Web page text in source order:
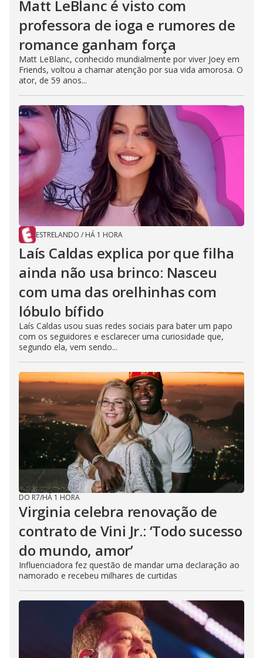
Matt LeBlanc é visto com
professora de ioga e rumores de
romance ganham força
Matt LeBlanc, conhecido mundialmente por viver Joey em
Friends, voltou a chamar atenção por sua vida amorosa. O
ator, de 59 anos...
ESTRELANDO / HÁ 1 HORA
Laís Caldas explica por que filha
ainda não usa brinco: Nasceu
com uma das orelhinhas com
lóbulo bífido
Laís Caldas usou suas redes sociais para bater um papo
com os seguidores e esclarecer uma curiosidade que,
segundo ela, vem sendo...
DO R7/HÁ 1 HORA
Virginia celebra renovação de
contrato de Vini Jr.: ‘Todo sucesso
do mundo, amor’
Influenciadora fez questão de mandar uma declaração ao
namorado e recebeu milhares de curtidas